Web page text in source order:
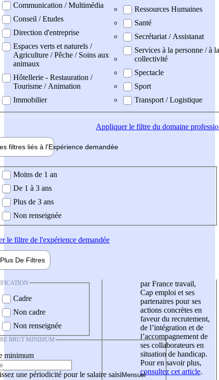
Communication / Multimédia
Conseil / Etudes
Direction d'entreprise
Espaces verts et naturels /
Agriculture / Pêche / Soins aux
animaux
Hôtellerie - Restauration /
Tourisme / Animation
Immobilier
Ressources Humaines
Santé
Secrétariat / Assistanat
Services à la personne / à la
collectivité
Spectacle
Sport
Transport / Logistique
Appliquerle filtre du domaine
filtres liés à l'Expérience demandée
demandée
Moins de 1 an
De 1 à 3 ans
Plus de 3 ans
Non renseignée
le filtre de l'expérience demandée
Plus De Filtres
Cadre
Non cadre
Non renseignée
BRUT MINIMUM
minimum
une périodicité pour le salaire saisi
par France travail,
Cap emploi et ses
partenaires pour ses
actions concrètes en
faveur du recrutement,
de l’intégration et de
l’accompagnement de
ses collaborateurs en
situation de handicap.
Pour en savoir plus,
consultez cet article.